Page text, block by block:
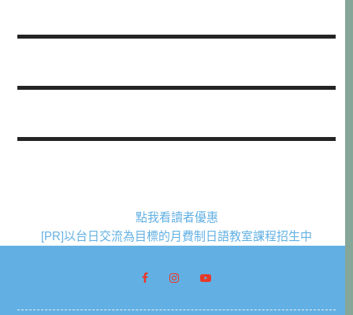
點我看讀者優惠
[PR]以台日交流為目標的月費制日語教室課程招生中